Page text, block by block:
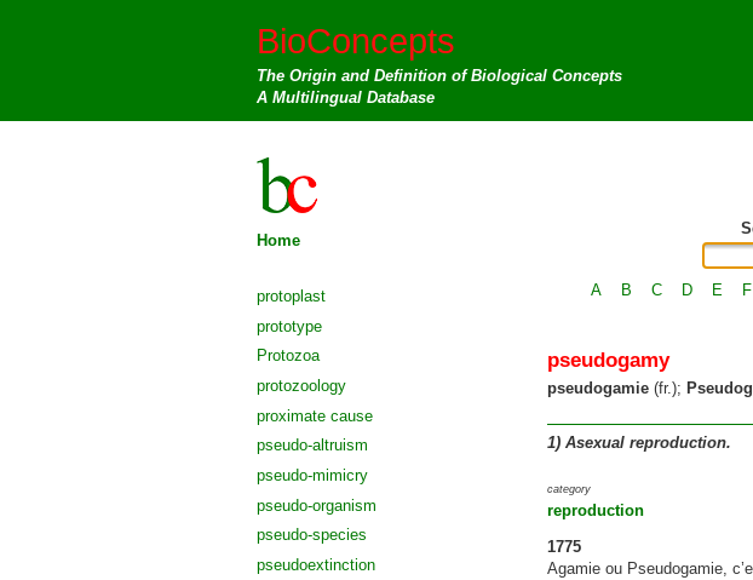
BioConcepts
The Origin and Definition of Biological Concepts
A Multilingual Database
Home
protoplast
prototype
Protozoa
protozoology
proximate cause
pseudo-altruism
pseudo-mimicry
pseudo-organism
pseudo-species
pseudoextinction
A B C D E F
pseudogamy
pseudogamie (fr.);
1) Asexual reproduction.
category
reproduction
1775
Agamie ou Pseudogamie,